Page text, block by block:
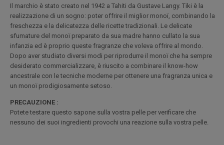
Il marchio è stato creato nel 1942 a Tahiti da Gustave Langy. Tiki è la
realizzazione di un sogno: poter offrire il miglior monoï, combinando la
freschezza e la delicatezza delle ricette tradizionali. Le delicate
sfumature del monoï preparato da sua madre hanno cullato la sua
infanzia ed è proprio queste fragranze che voleva offrire al mondo.
Dopo aver studiato diversi modi per riprodurre il monoï che ha sempre
desiderato commercializzare, è riuscito a combinare il know-how
ancestrale con le tecniche moderne per ottenere una fragranza unica e
un monoï prodigiosamente setoso.
PRECAUZIONE :
Potete testare questo sapone sulla vostra pelle per verificare che
nessuno dei suoi ingredienti provochi una reazione sulla vostra pelle.